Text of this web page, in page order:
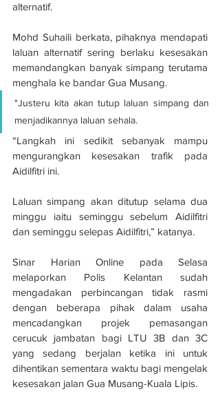
alternatif.
Mohd Suhaili berkata, pihaknya mendapati
laluan alternatif sering berlaku kesesakan
memandangkan banyak simpang terutama
menghala ke bandar Gua Musang.
"Justeru kita akan tutup laluan simpang dan
menjadikannya laluan sehala.
“Langkah ini sedikit sebanyak mampu
mengurangkan kesesakan trafik pada
Aidilfitri ini.
Laluan simpang akan ditutup selama dua
minggu iaitu seminggu sebelum Aidilfitri
dan seminggu selepas Aidilfitri,” katanya.
Sinar Harian Online pada Selasa
melaporkan Polis Kelantan sudah
mengadakan perbincangan tidak rasmi
dengan beberapa pihak dalam usaha
mencadangkan projek pemasangan
cerucuk jambatan bagi LTU 3B dan 3C
yang sedang berjalan ketika ini untuk
dihentikan sementara waktu bagi mengelak
kesesakan jalan Gua Musang-Kuala Lipis.